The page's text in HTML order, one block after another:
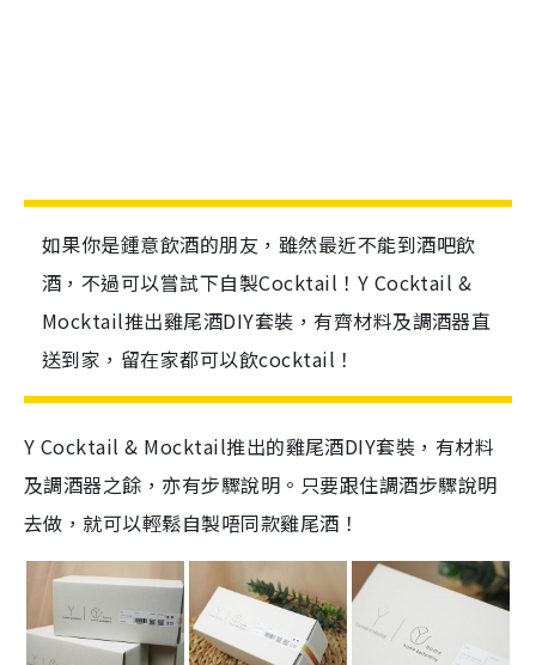
如果你是鍾意飲酒的朋友，雖然最近不能到酒吧飲
酒，不過可以嘗試下自製Cocktail！Y Cocktail &
Mocktail推出雞尾酒DIY套裝，有齊材料及調酒器直
送到家，留在家都可以飲cocktail！
Y Cocktail & Mocktail推出的雞尾酒DIY套裝，有材料
及調酒器之餘，亦有步驟說明。只要跟住調酒步驟說明
去做，就可以輕鬆自製唔同款雞尾酒！